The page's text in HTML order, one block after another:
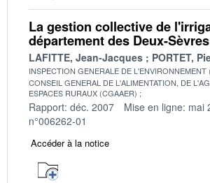
La gestion collective de
département des Deux-Sèvres
LAFITTE, Jean-Jacques PORTET,
INSPECTION GENERALE DE L'ENVIRONNEMENT
CONSEIL GENERAL DE L'ALIMENTATION, DE
ESPACES RURAUX (CGAAER)
Rapport: déc. 2007 Mise en ligne: mai
n°006262-01
Accéder à la notice